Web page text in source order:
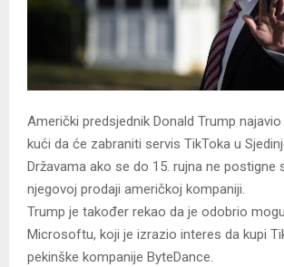
Američki predsjednik Donald Trump
kući da će zabraniti servis TikToka u
Državama ako se do 15. rujna ne postigne
njegovoj prodaji američkoj kompaniji.
Trump je također rekao da je odobrio
Microsoftu, koji je izrazio interes da kupi
pekinške kompanije ByteDance.